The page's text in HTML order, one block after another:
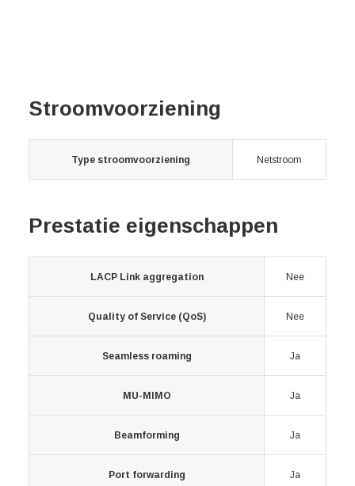
Stroomvoorziening
Type stroomvoorziening Netstroom
Prestatie eigenschappen
LACP Link aggregation Nee
Quality of Service (QoS) Nee
Seamless roaming Ja
MU-MIMO Ja
Beamforming Ja
Port forwarding Ja